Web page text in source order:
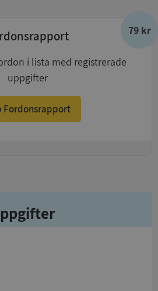
79 kr
i lista med registrerade
uppgifter
Fordonsrapport